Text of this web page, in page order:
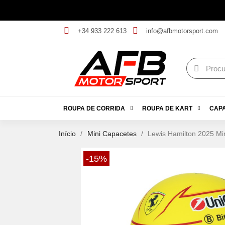
+34 933 222 613 info@afbmotorsport.com
ROUPA DE CORRIDA ROUPA DE KART
Início Mini Capacetes Lewis Hamilton 2025
-15%